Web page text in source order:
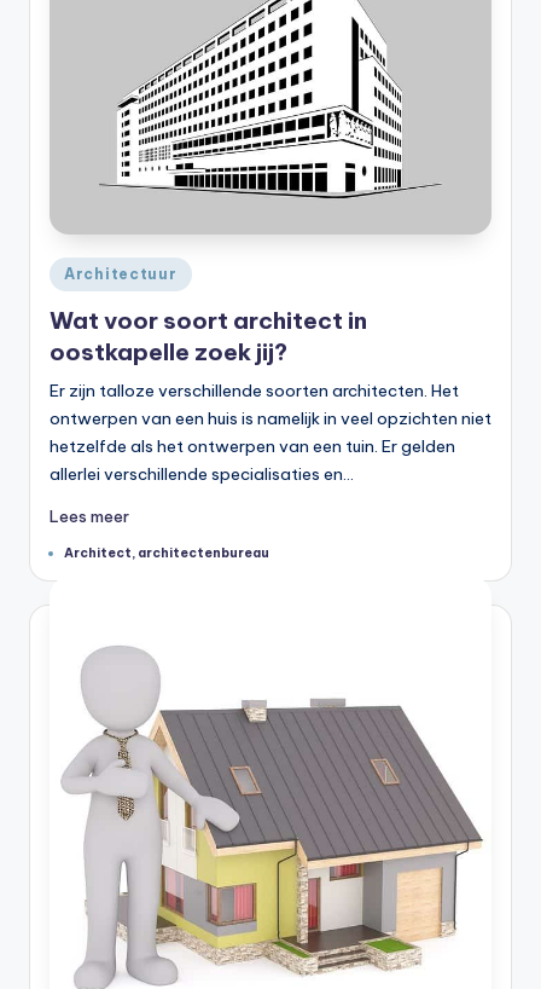
Geplaatst
in
Architectuur
Wat voor soort architect in
oostkapelle zoek jij?
Er zijn talloze verschillende soorten architecten. Het
ontwerpen van een huis is namelijk in veel opzichten niet
hetzelfde als het ontwerpen van een tuin. Er gelden
allerlei verschillende specialisaties en…
Lees meer
Tags:
Architect, architectenbureau